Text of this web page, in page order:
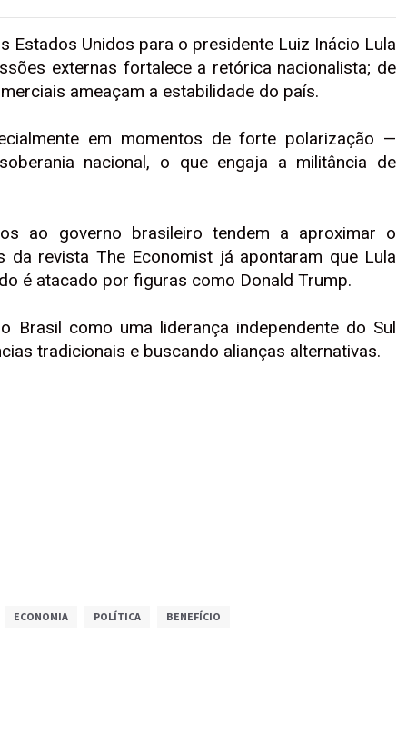
Estados Unidos para o presidente Luiz Inácio Lula
externas fortalece a retórica nacionalista; de
ameaçam a estabilidade do país.
em momentos de forte polarização —
nacional, o que engaja a militância de
ao governo brasileiro tendem a aproximar o
da revista The Economist já apontaram que Lula
é atacado por figuras como Donald Trump.
Brasil como uma liderança independente do Sul
tradicionais e buscando alianças alternativas.
ECONOMIA POLÍTICA BENEFÍCIO